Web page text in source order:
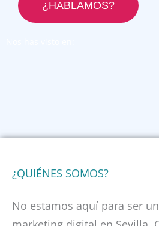
¿HABLAMOS?
¿QUIÉNES SOMOS?
No estamos aquí para ser